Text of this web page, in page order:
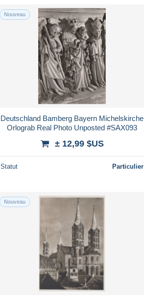
Nouveau
Deutschland Bamberg Bayern Michelskirche
Orlograb Real Photo Unposted #SAX093
± 12,99 $US
Statut Particulier
Nouveau